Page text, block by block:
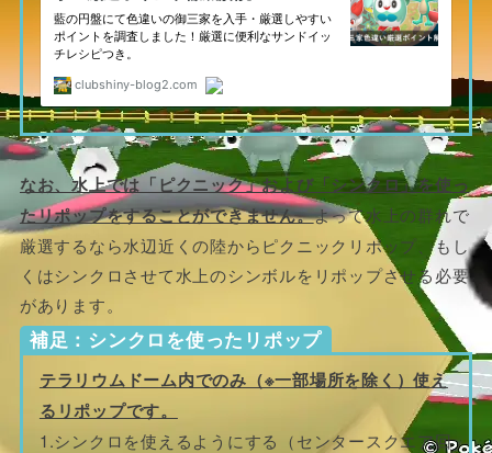
なお、水上では「ピクニック」および「シンクロ」を使っ
たリポップをすることができません。よって水上の群れで
厳選するなら水辺近くの陸からピクニックリポップ、もし
くはシンクロさせて水上のシンボルをリポップさせる必要
があります。
補足：シンクロを使ったリポップ
テラリウムドーム内でのみ（※一部場所を除く）使え
るリポップです。
1.シンクロを使えるようにする（センタースクエア回